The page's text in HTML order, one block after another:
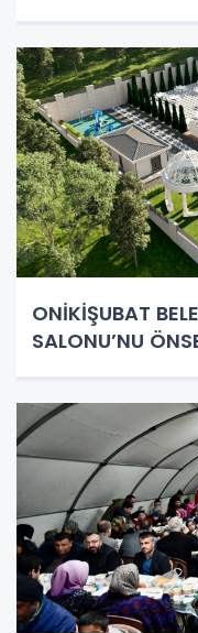
ONİKİŞUBAT
SALONU’NU